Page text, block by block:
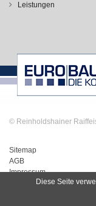
Leistungen
© Reinholdshainer
Sitemap
AGB
Impressum
DatenschutzDiese Seite